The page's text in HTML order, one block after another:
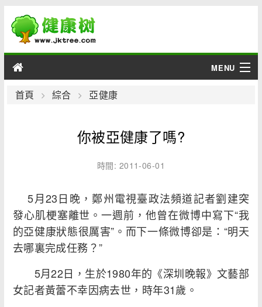
MENU
男性
綜合
疾病
首頁 綜合 亞健康
你被亞健康了嗎?
時間: 2011-06-01
5月23日晚，鄭州電視臺政法頻道記者劉建突
發心肌梗塞離世。一週前，他曾在微博中寫下“我
的亞健康狀態很厲害”。而下一條微博卻是：“明天
去哪裏完成任務？”
5月22日，生於1980年的《深圳晚報》文藝部
女記者黃蕾不幸因病去世，時年31歲。